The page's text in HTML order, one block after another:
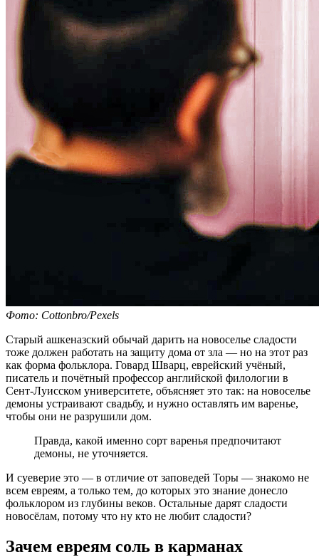
Фото: Сottonbro/Pexels
Старый ашкеназский обычай дарить на новоселье сладости
тоже должен работать на защиту дома от зла — но на этот раз
как форма фольклора. Говард Шварц, еврейский учёный,
писатель и почётный профессор английской филологии в
Сент-Луисском университете, объясняет это так: на новоселье
демоны устраивают свадьбу, и нужно оставлять им варенье,
чтобы они не разрушили дом.
Правда, какой именно сорт варенья предпочитают
демоны, не уточняется.
И суеверие это — в отличие от заповедей Торы — знакомо не
всем евреям, а только тем, до которых это знание донесло
фольклором из глубины веков. Остальные дарят сладости
новосёлам, потому что ну кто не любит сладости?
Зачем евреям соль в карманах